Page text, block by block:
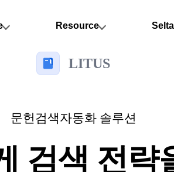
Resource
LITUS
문헌검색자동화 솔루션
검색 전략